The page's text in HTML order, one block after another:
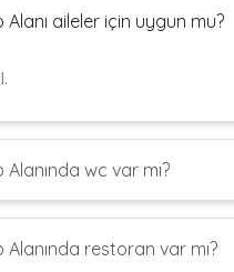
Alanı aileler için uygun mu?
wc var mı?
Alanında restoran var mı?